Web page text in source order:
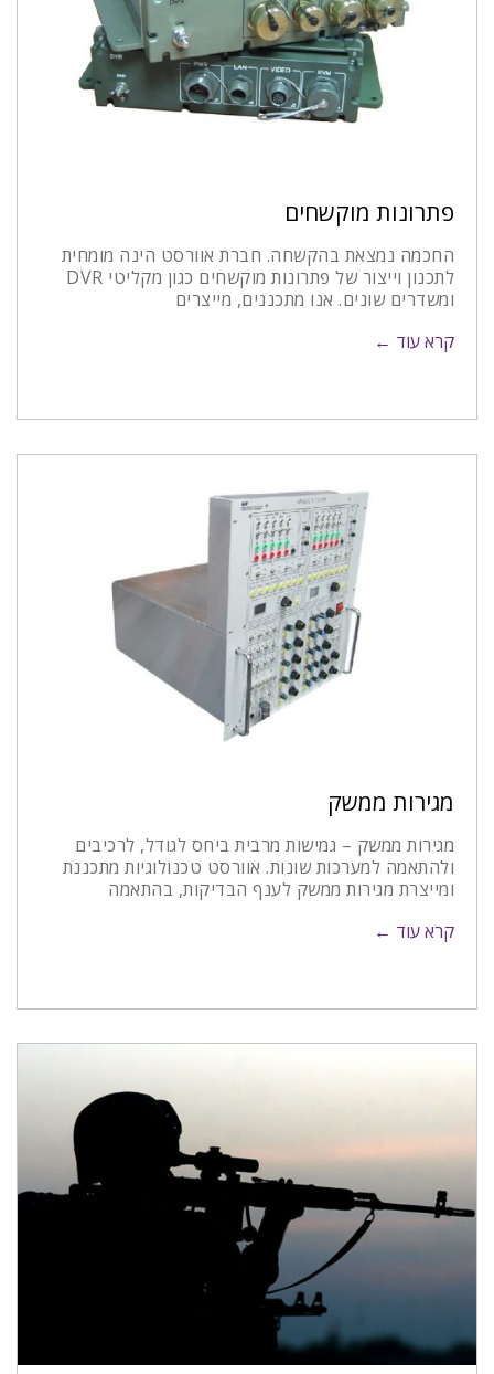
פתרונות מוקשחים
החכמה נמצאת בהקשחה. חברת אוורסט הינה מומחית
לתכנון וייצור של פתרונות מוקשחים כגון מקליטי DVR
ומשדרים שונים. אנו מתכננים, מייצרים
קרא עוד ←
מגירות ממשק
מגירות ממשק – גמישות מרבית ביחס לגודל, לרכיבים
ולהתאמה למערכות שונות. אוורסט טכנולוגיות מתכננת
ומייצרת מגירות ממשק לענף הבדיקות, בהתאמה
קרא עוד ←